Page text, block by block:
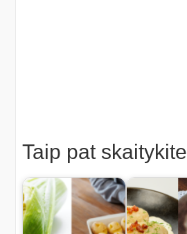
Taip pat skaitykite